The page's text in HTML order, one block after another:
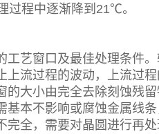
过程中逐渐降到21℃。
艺窗口及最佳处理条件
流过程的波动，上流过
的大小由完全去除刻蚀残
基本不影响或腐蚀金属线
全，需要对晶圆进行再